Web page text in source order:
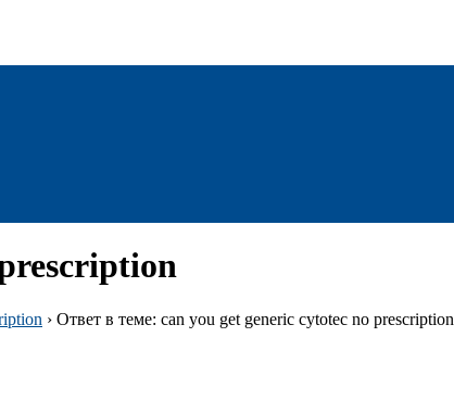
› Ответ в теме: can you get generic cytotec no prescription